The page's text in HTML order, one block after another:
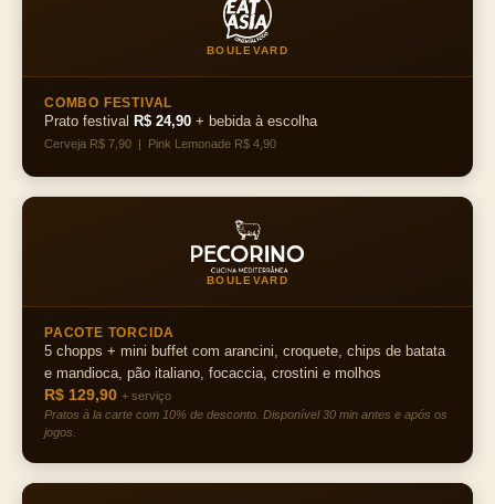
BOULEVARD
COMBO FESTIVAL
Prato festival R$ 24,90 + bebida à escolha
Cerveja R$ 7,90 | Pink Lemonade R$ 4,90
BOULEVARD
PACOTE TORCIDA
5 chopps + mini buffet com arancini, croquete, chips de batata
e mandioca, pão italiano, focaccia, crostini e molhos
R$ 129,90 + serviço
Pratos à la carte com 10% de desconto. Disponível 30 min antes e após os
jogos.